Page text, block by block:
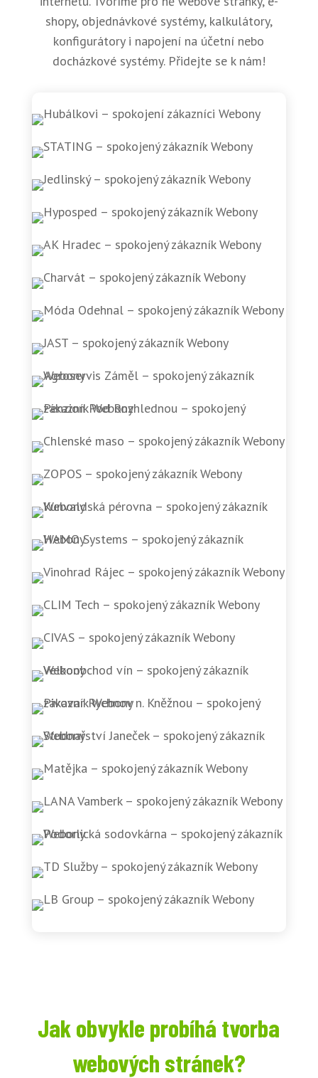
shopy, objednávkové systémy, kalkulátory,
konfigurátory i napojení na účetní nebo
docházkové systémy. Přidejte se k nám!
Jak obvykle probíhá tvorba
webových stránek?